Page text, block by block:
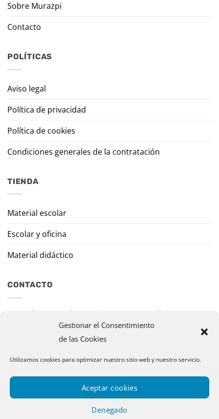
Gestionar el Consentimiento
de las Cookies
Utilizamos cookies para optimizar nuestro sitio web y nuestro servicio.
Aceptar cookies
Denegado
Sobre Murazpi
Contacto
POLÍTICAS
Aviso legal
Política de privacidad
Política de cookies
Condiciones generales de la contratación
TIENDA
Material escolar
Escolar y oficina
Material didáctico
CONTACTO
Travesía Tomas de Burgui, 8 31013 Ansoáin (Navarra)
murazpi@murazpi.com